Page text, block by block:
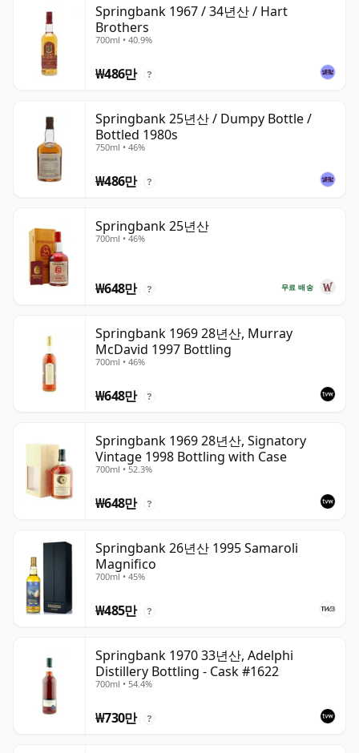
Springbank 1967 / 34년산 / Hart
Brothers
700ml • 40.9%
₩486만 ?
Springbank 25년산 / Dumpy Bottle /
Bottled 1980s
750ml • 46%
₩486만 ?
Springbank 25년산
700ml • 46%
무료 배송
₩648만 ?
Springbank 1969 28년산, Murray
McDavid 1997 Bottling
700ml • 46%
₩648만 ?
Springbank 1969 28년산, Signatory
Vintage 1998 Bottling with Case
700ml • 52.3%
₩648만 ?
Springbank 26년산 1995 Samaroli
Magnifico
700ml • 45%
₩485만 ?
Springbank 1970 33년산, Adelphi
Distillery Bottling - Cask #1622
700ml • 54.4%
₩730만 ?